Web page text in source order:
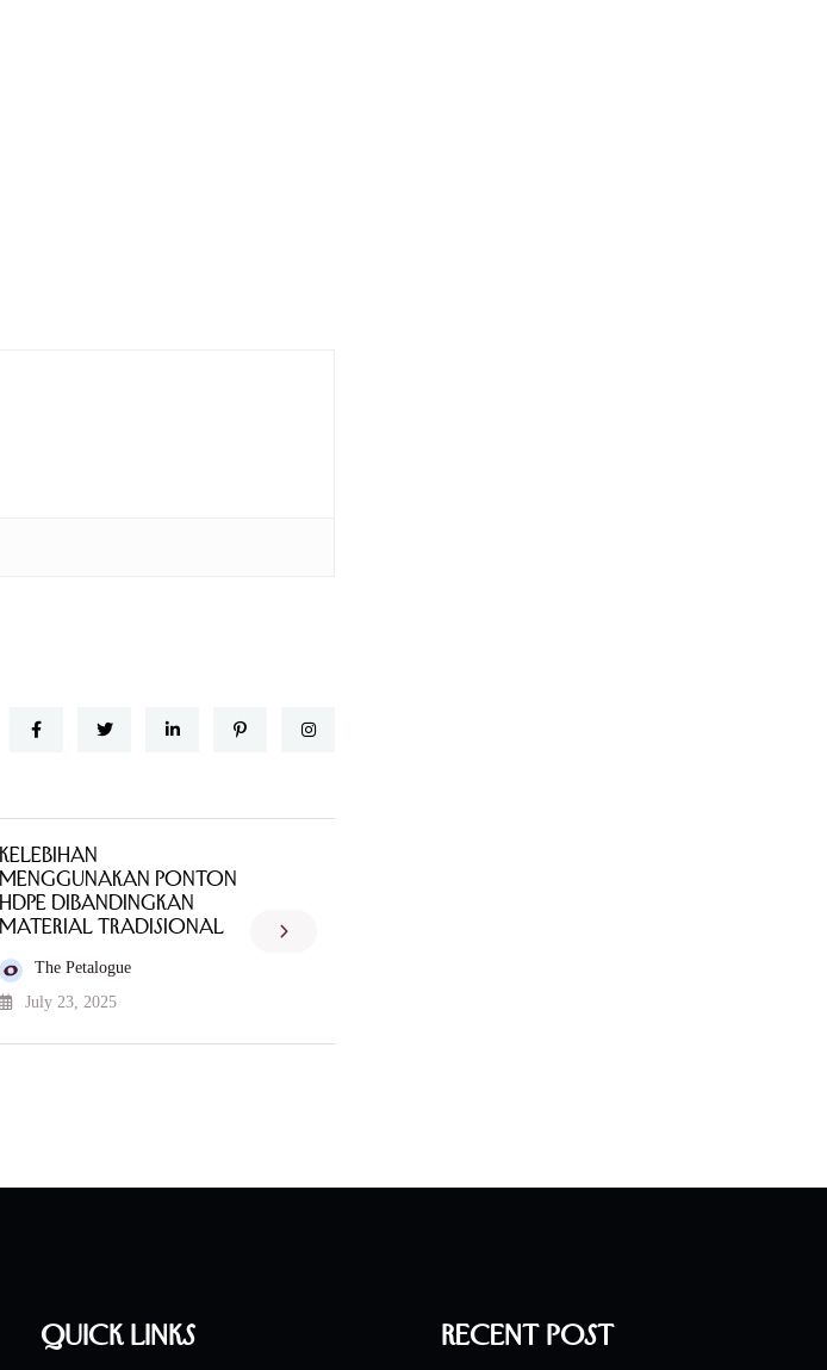
Kelebihan
Menggunakan Ponton
HDPE Dibandingkan
Material Tradisional
The Petalogue
July 23, 2025
Quick Links Recent Post